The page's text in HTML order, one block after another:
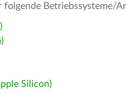
folgende Betriebssysteme/
Silicon)